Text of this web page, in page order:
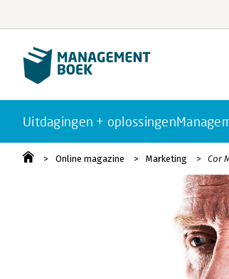
Uitdagingen + oplossingen
Online magazine Marketing Cor